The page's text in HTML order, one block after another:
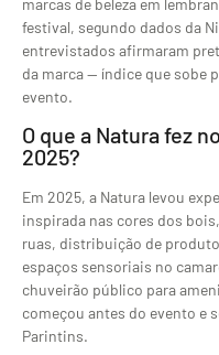
festival, segundo dados da
entrevistados afirmaram
da marca — índice que sobe
evento.
O que a Natura fez
2025?
Em 2025, a Natura levou
inspirada nas cores dos
ruas, distribuição de
espaços sensoriais no
chuveirão público para
começou antes do evento e
Parintins.